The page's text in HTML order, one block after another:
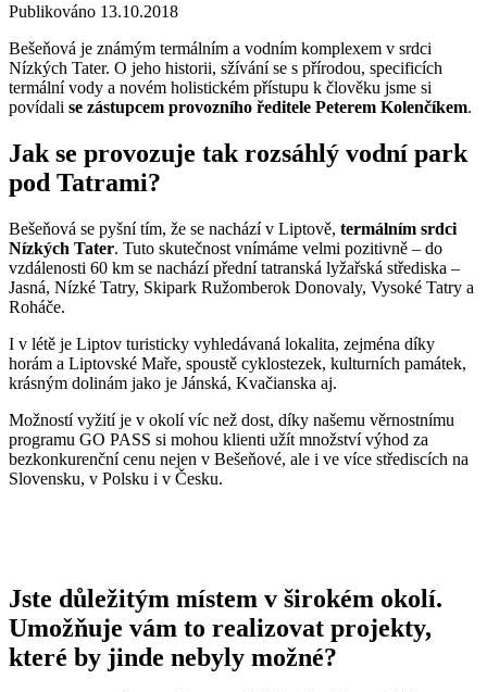
Publikováno 13.10.2018
Bešeňová je známým termálním a vodním komplexem v srdci
Nízkých Tater. O jeho historii, sžívání se s přírodou, specificích
termální vody a novém holistickém přístupu k člověku jsme si
povídali se zástupcem provozního ředitele Peterem Kolenčíkem.
Jak se provozuje tak rozsáhlý vodní park
pod Tatrami?
Bešeňová se pyšní tím, že se nachází v Liptově, termálním srdci
Nízkých Tater. Tuto skutečnost vnímáme velmi pozitivně – do
vzdálenosti 60 km se nachází přední tatranská lyžařská střediska –
Jasná, Nízké Tatry, Skipark Ružomberok Donovaly, Vysoké Tatry a
Roháče.
I v létě je Liptov turisticky vyhledávaná lokalita, zejména díky
horám a Liptovské Maře, spoustě cyklostezek, kulturních památek,
krásným dolinám jako je Jánská, Kvačianska aj.
Možností vyžití je v okolí víc než dost, díky našemu věrnostnímu
programu GO PASS si mohou klienti užít množství výhod za
bezkonkurenční cenu nejen v Bešeňové, ale i ve více střediscích na
Slovensku, v Polsku i v Česku.
Jste důležitým místem v širokém okolí.
Umožňuje vám to realizovat projekty,
které by jinde nebyly možné?